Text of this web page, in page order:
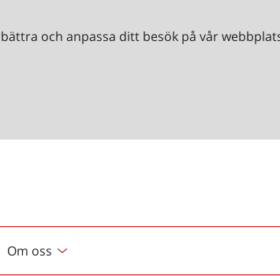
och anpassa ditt besök på vår
Om oss